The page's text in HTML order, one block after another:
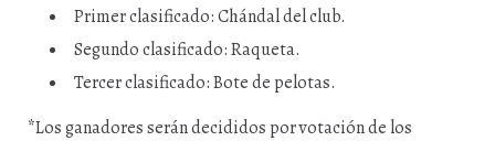
Primer clasificado: Chándal del club.
Segundo clasificado: Raqueta.
Tercer clasificado: Bote de pelotas.
*Los ganadores serán decididos por votación de los